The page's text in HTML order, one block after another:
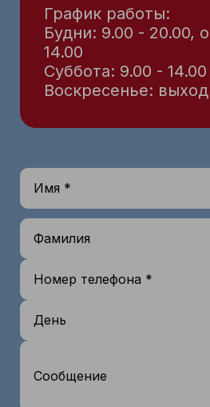
График работы:
Будни: 9.00 - 20.00,
14.00
Суббота: 9.00 - 14.00
Воскресенье:
Имя *
Фамилия
Номер телефона *
День
Сообщение